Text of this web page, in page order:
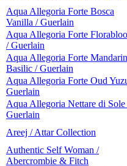
Aqua Allegoria Forte Bosca
Vanilla / Guerlain
Aqua Allegoria Forte
/ Guerlain
Aqua Allegoria Forte
Basilic / Guerlain
Aqua Allegoria Forte Oud
Guerlain
Aqua Allegoria Nettare di Sole
Guerlain
Areej / Attar Collection
Authentic Self Woman /
Abercrombie & Fitch